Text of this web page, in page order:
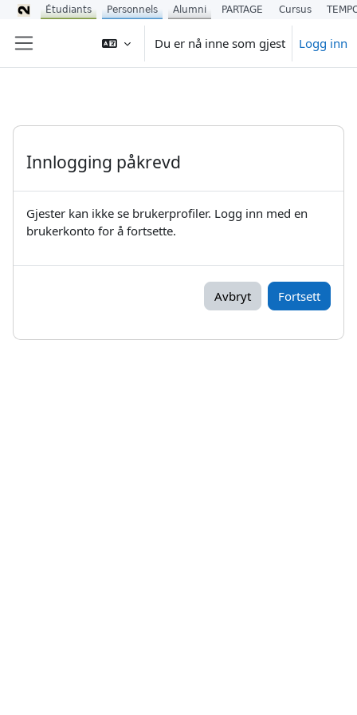
Du er nå inne som gjest Logg inn
Innlogging påkrevd
Gjester kan ikke se brukerprofiler. Logg inn med en
brukerkonto for å fortsette.
Avbryt Fortsett
Étudiants Personnels Alumni PARTAGE Cursus